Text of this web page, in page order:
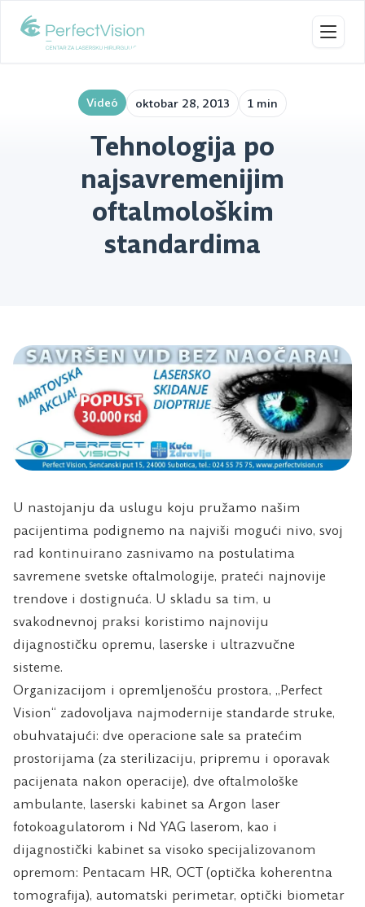
Videó oktobar 28, 2013 1 min
Tehnologija po
najsavremenijim
oftalmološkim
standardima
U nastojanju da uslugu koju pružamo našim
pacijentima podignemo na najviši mogući nivo, svoj
rad kontinuirano zasnivamo na postulatima
savremene svetske oftalmologije, prateći najnovije
trendove i dostignuća. U skladu sa tim, u
svakodnevnoj praksi koristimo najnoviju
dijagnostičku opremu, laserske i ultrazvučne
sisteme.
Organizacijom i opremljenošću prostora, „Perfect
Vision“ zadovoljava najmodernije standarde struke,
obuhvatajući: dve operacione sale sa pratećim
prostorijama (za sterilizaciju, pripremu i oporavak
pacijenata nakon operacije), dve oftalmološke
ambulante, laserski kabinet sa Argon laser
fotokoagulatorom i Nd YAG laserom, kao i
dijagnostički kabinet sa visoko specijalizovanom
opremom: Pentacam HR, OCT (optička koherentna
tomografija), automatski perimetar, optički biometar